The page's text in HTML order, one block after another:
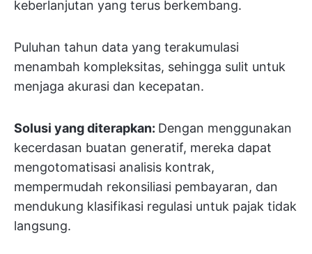
keberlanjutan yang terus berkembang.
Puluhan tahun data yang terakumulasi
menambah kompleksitas, sehingga sulit untuk
menjaga akurasi dan kecepatan.
Solusi yang diterapkan: Dengan menggunakan
kecerdasan buatan generatif, mereka dapat
mengotomatisasi analisis kontrak,
mempermudah rekonsiliasi pembayaran, dan
mendukung klasifikasi regulasi untuk pajak tidak
langsung.